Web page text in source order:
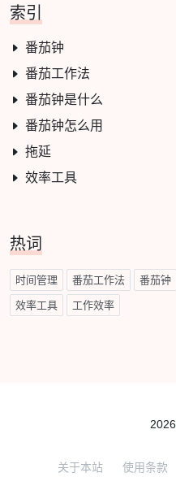
索引
番茄钟
番茄工作法
番茄钟是什么
番茄钟怎么用
拖延
效率工具
热词
时间管理 番茄工作法 番茄钟
效率工具 工作效率
2026
关于本站 使用条款